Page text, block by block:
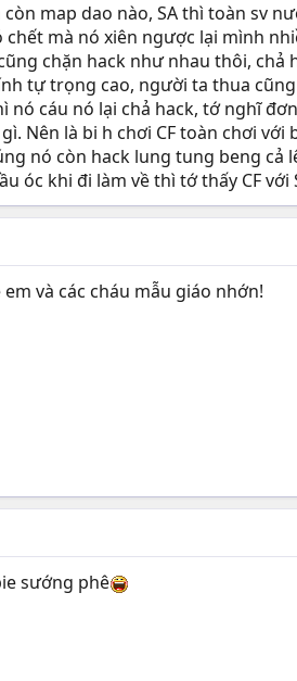
còn map dao nào, SA thì toàn
mà nó xiên ngược lại mình
chặn hack như nhau thôi, chả
tự trọng cao, người ta thua
nó cáu nó lại chả hack, tớ nghĩ
Nên là bi h chơi CF toàn chơi
nó còn hack lung tung beng
óc khi đi làm về thì tớ thấy CF với
và các cháu mẫu giáo nhớn!
sướng phê